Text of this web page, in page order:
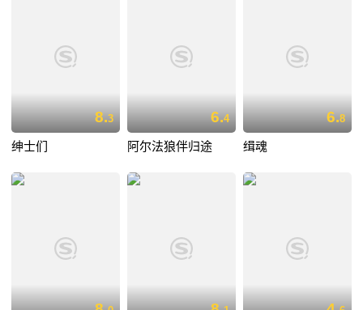
8.3
绅士们
6.4
阿尔法狼伴归途
6.8
缉魂